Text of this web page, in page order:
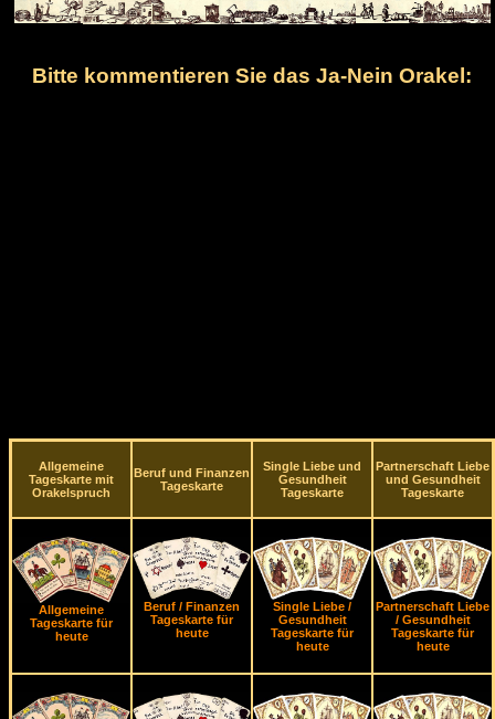
Bitte kommentieren Sie das Ja-Nein Orakel:
Allgemeine
Tageskarte mit
Orakelspruch
Beruf und Finanzen
Tageskarte
Single Liebe und
Gesundheit
Tageskarte
Partnerschaft Liebe
und Gesundheit
Tageskarte
Allgemeine
Tageskarte für
heute
Beruf / Finanzen
Tageskarte für
heute
Single Liebe /
Gesundheit
Tageskarte für
heute
Partnerschaft Liebe
/ Gesundheit
Tageskarte für
heute